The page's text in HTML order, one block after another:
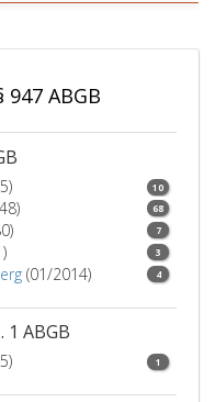
ABGB
10
68
7
3
(01/2014) 4
1 ABGB
1